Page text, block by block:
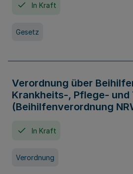
In Kraft
Gesetz
Verordnung über
Krankheits-, Pflege- und
(Beihilfenverordnung
In Kraft
Verordnung